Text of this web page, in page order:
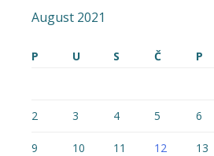
August 2021
P U S Č P
2 3 4 5 6
9 10 11 12 13